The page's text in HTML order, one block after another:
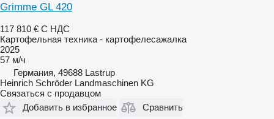
Grimme GL 420
117 810 € С НДС
Картофельная техника - картофелесажалка
2025
57 м/ч
Германия, 49688 Lastrup
Heinrich Schröder Landmaschinen KG
Связаться с продавцом
Добавить в избранное
Сравнить